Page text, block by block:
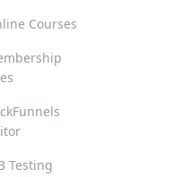
Courses
Testing